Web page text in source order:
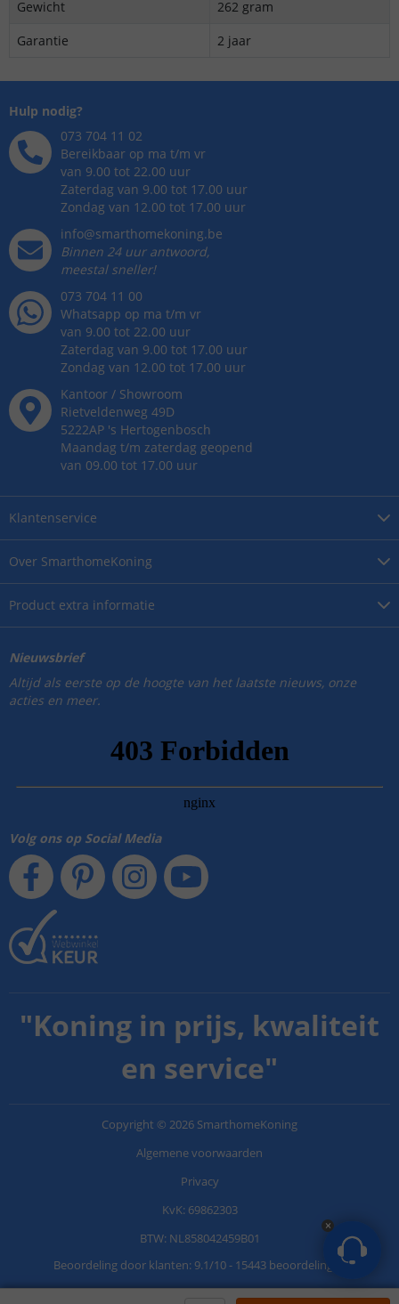
Gewicht
262 gram
Garantie
2 jaar
Over SmarthomeKoning
Product extra informatie
Klantenservice
Hulp nodig?
073 704 11 02
Bereikbaar op ma t/m vr
van 9.00 tot 22.00 uur
Zaterdag van 9.00 tot 17.00 uur
Zondag van 12.00 tot 17.00 uur
info@smarthomekoning.be
Binnen 24 uur antwoord,
meestal sneller!
073 704 11 00
Whatsapp op ma t/m vr
van 9.00 tot 22.00 uur
Zaterdag van 9.00 tot 17.00 uur
Zondag van 12.00 tot 17.00 uur
Kantoor / Showroom
Rietveldenweg 49D
5222AP 's Hertogenbosch
Maandag t/m zaterdag geopend
van 09.00 tot 17.00 uur
Nieuwsbrief
Altijd als eerste op de hoogte van het laatste nieuws, onze
acties en meer.
Volg ons op Social Media
"Koning in prijs, kwaliteit
en service"
Copyright © 2026 SmarthomeKoning
Algemene voorwaarden
Privacy
KvK: 69862303
BTW: NL858042459B01
Beoordeling door klanten: 9.1/10- 15443 beoordelingen